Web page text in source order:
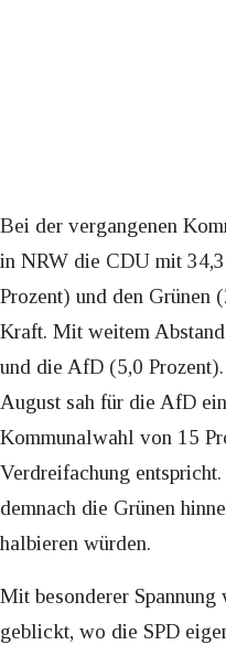
Bei der vergangenen
in NRW die CDU mit
Prozent) und den Grünen
Kraft. Mit weitem
und die AfD (5,0
August sah für die AfD
Kommunalwahl von 15
Verdreifachung
demnach die Grünen
halbieren würden.
Mit besonderer
geblickt, wo die SPD